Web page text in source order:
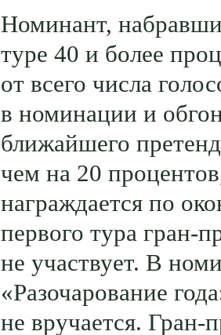
Номинант,
туре 40 и более
от всего числа
в номинации и
ближайшего
чем на 20
награждается по
первого тура гран-
не участвует. В
«Разочарование
не вручается.